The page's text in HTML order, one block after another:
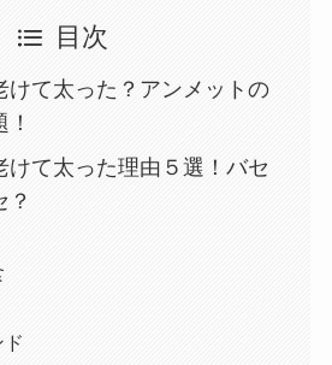
目次
けて太った？アンメットの
けて太った理由５選！バセ
？
ド